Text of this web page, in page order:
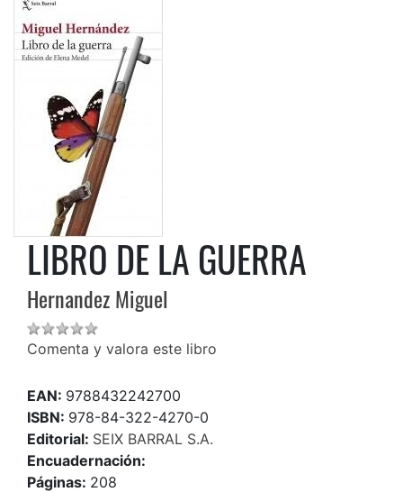
LIBRO DE LA GUERRA
Hernandez Miguel
Comenta y valora este libro
EAN: 9788432242700
ISBN: 978-84-322-4270-0
Editorial: SEIX BARRAL S.A.
Encuadernación:
Páginas: 208